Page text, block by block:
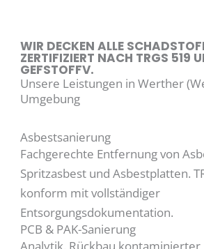
WIR DECKEN ALLE
ZERTIFIZIERT NACH TRGS 519
GEFSTOFFV.
Unsere Leistungen in Werther
Umgebung
Asbestsanierung
Fachgerechte Entfernung von
Spritzasbest und Asbestplatten.
konform mit vollständiger
Entsorgungsdokumentation.
PCB & PAK-Sanierung